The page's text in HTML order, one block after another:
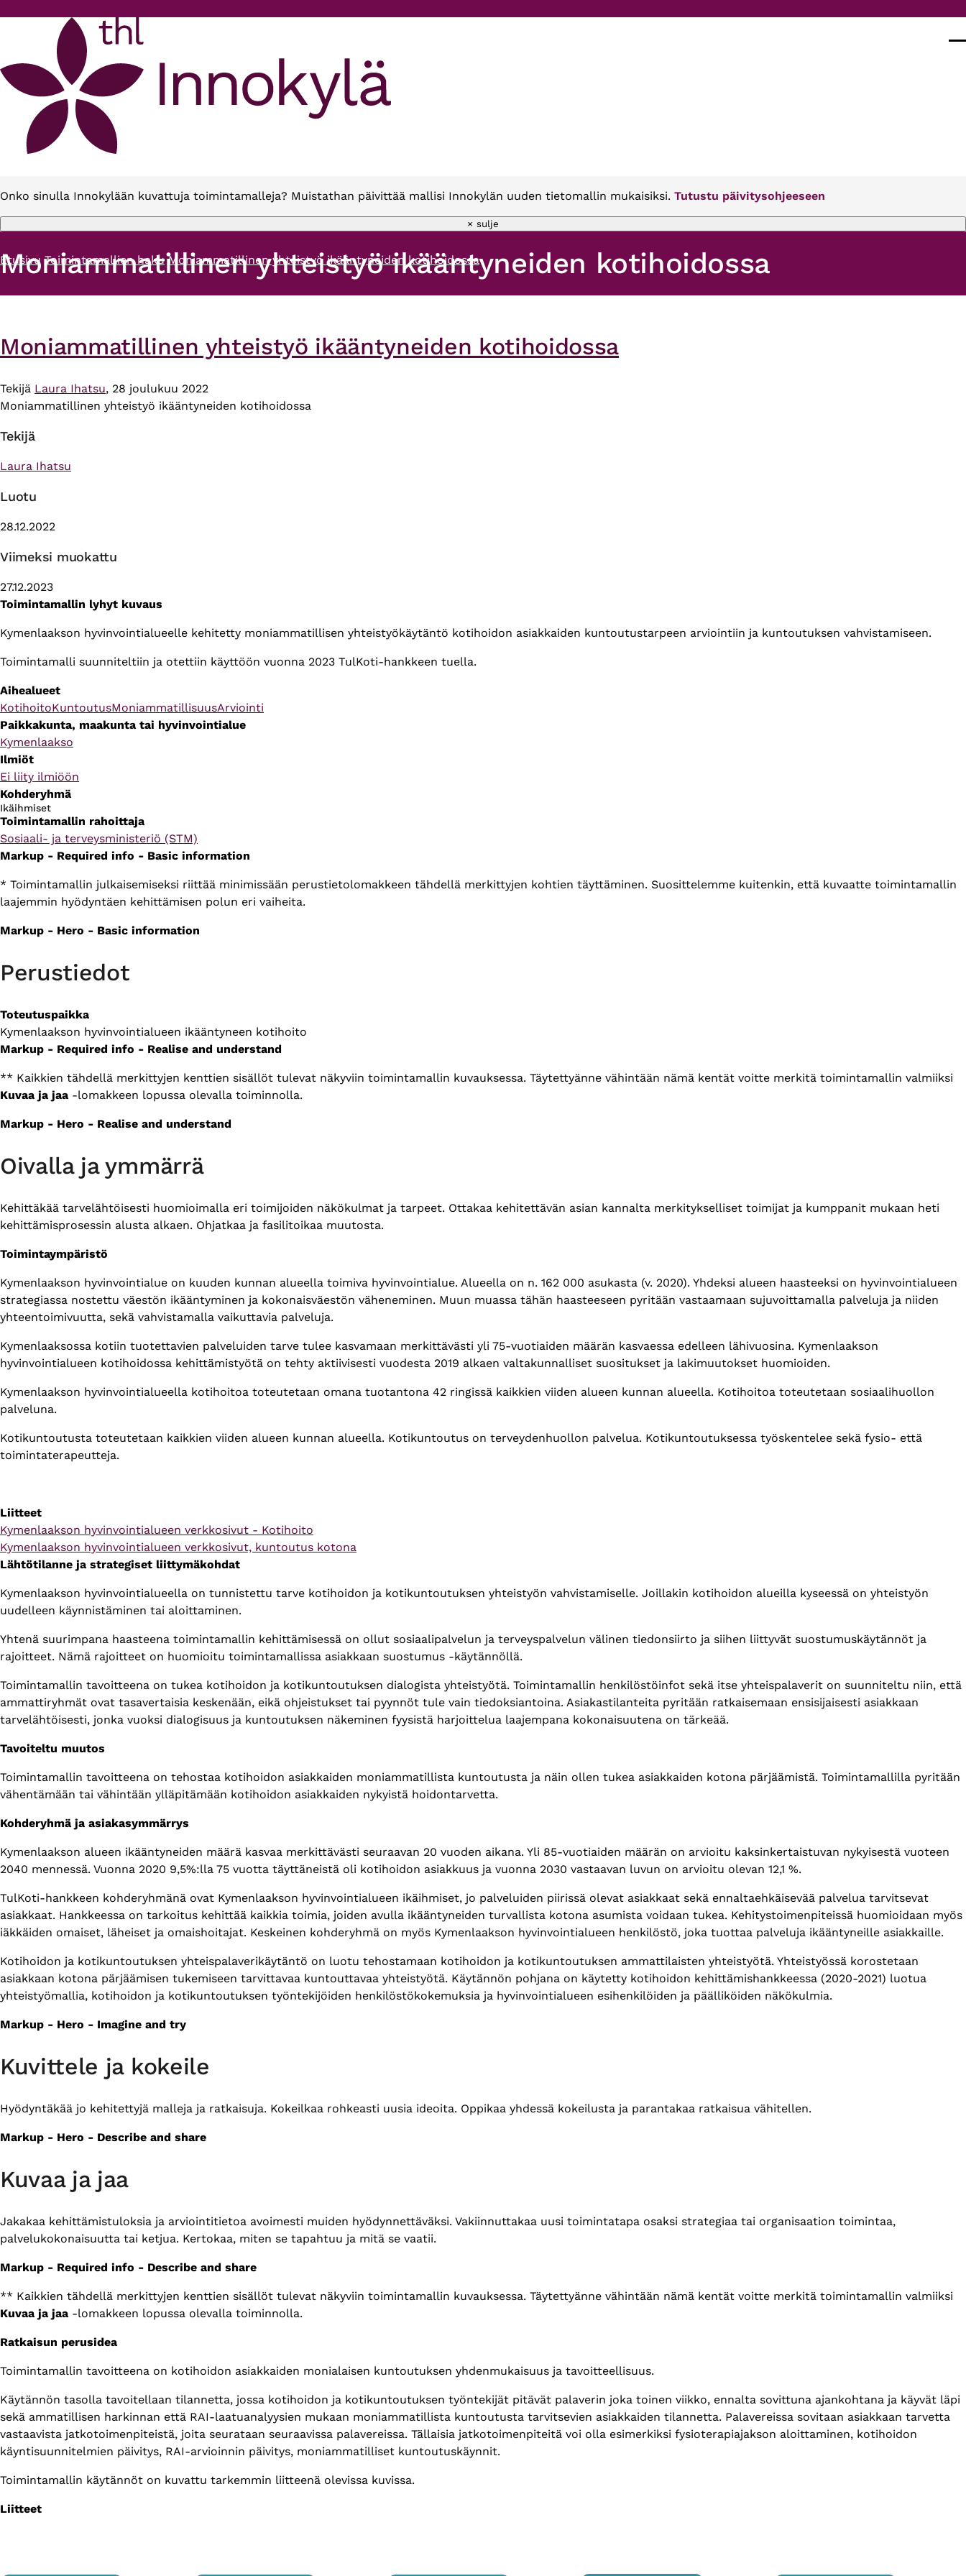
Onko sinulla Innokylään kuvattuja toimintamalleja? Muistathan päivittää mallisi Innokylän uuden tietomallin mukaisiksi. Tutustu päivitysohjeeseen
× sulje
Murupolku
Etusivu Toimintamallien haku Moniammatillinen yhteistyö ikääntyneiden kotihoidossa
Moniammatillinen yhteistyö ikääntyneiden kotihoidossa
Moniammatillinen yhteistyö ikääntyneiden kotihoidossa
Tekijä Laura Ihatsu, 28 joulukuu 2022
Moniammatillinen yhteistyö ikääntyneiden kotihoidossa
Tekijä
Laura Ihatsu
Luotu
28.12.2022
Viimeksi muokattu
27.12.2023
Toimintamallin lyhyt kuvaus
Kymenlaakson hyvinvointialueelle kehitetty moniammatillisen yhteistyökäytäntö kotihoidon asiakkaiden kuntoutustarpeen arviointiin ja kuntoutuksen vahvistamiseen.
Toimintamalli suunniteltiin ja otettiin käyttöön vuonna 2023 TulKoti-hankkeen tuella.
Aihealueet
KotihoitoKuntoutusMoniammatillisuusArviointi
Paikkakunta, maakunta tai hyvinvointialue
Kymenlaakso
Ilmiöt
Ei liity ilmiöön
Kohderyhmä
Ikäihmiset
Toimintamallin rahoittaja
Sosiaali- ja terveysministeriö (STM)
Markup - Required info - Basic information
* Toimintamallin julkaisemiseksi riittää minimissään perustietolomakkeen tähdellä merkittyjen kohtien täyttäminen. Suosittelemme kuitenkin, että kuvaatte toimintamallin
laajemmin hyödyntäen kehittämisen polun eri vaiheita.
Markup - Hero - Basic information
Perustiedot
Toteutuspaikka
Kymenlaakson hyvinvointialueen ikääntyneen kotihoito
Markup - Required info - Realise and understand
** Kaikkien tähdellä merkittyjen kenttien sisällöt tulevat näkyviin toimintamallin kuvauksessa. Täytettyänne vähintään nämä kentät voitte merkitä toimintamallin valmiiksi
Kuvaa ja jaa -lomakkeen lopussa olevalla toiminnolla.
Markup - Hero - Realise and understand
Oivalla ja ymmärrä
Kehittäkää tarvelähtöisesti huomioimalla eri toimijoiden näkökulmat ja tarpeet. Ottakaa kehitettävän asian kannalta merkitykselliset toimijat ja kumppanit mukaan heti
kehittämisprosessin alusta alkaen. Ohjatkaa ja fasilitoikaa muutosta.
Toimintaympäristö
Kymenlaakson hyvinvointialue on kuuden kunnan alueella toimiva hyvinvointialue. Alueella on n. 162 000 asukasta (v. 2020). Yhdeksi alueen haasteeksi on hyvinvointialueen
strategiassa nostettu väestön ikääntyminen ja kokonaisväestön väheneminen. Muun muassa tähän haasteeseen pyritään vastaamaan sujuvoittamalla palveluja ja niiden
yhteentoimivuutta, sekä vahvistamalla vaikuttavia palveluja.
Kymenlaaksossa kotiin tuotettavien palveluiden tarve tulee kasvamaan merkittävästi yli 75-vuotiaiden määrän kasvaessa edelleen lähivuosina. Kymenlaakson
hyvinvointialueen kotihoidossa kehittämistyötä on tehty aktiivisesti vuodesta 2019 alkaen valtakunnalliset suositukset ja lakimuutokset huomioiden.
Kymenlaakson hyvinvointialueella kotihoitoa toteutetaan omana tuotantona 42 ringissä kaikkien viiden alueen kunnan alueella. Kotihoitoa toteutetaan sosiaalihuollon
palveluna.
Kotikuntoutusta toteutetaan kaikkien viiden alueen kunnan alueella. Kotikuntoutus on terveydenhuollon palvelua. Kotikuntoutuksessa työskentelee sekä fysio- että
toimintaterapeutteja.
Liitteet
Verkkosivun
osoite
Kymenlaakson hyvinvointialueen verkkosivut - Kotihoito
Verkkosivun
osoite
Kymenlaakson hyvinvointialueen verkkosivut, kuntoutus kotona
Lähtötilanne ja strategiset liittymäkohdat
Kymenlaakson hyvinvointialueella on tunnistettu tarve kotihoidon ja kotikuntoutuksen yhteistyön vahvistamiselle. Joillakin kotihoidon alueilla kyseessä on yhteistyön
uudelleen käynnistäminen tai aloittaminen.
Yhtenä suurimpana haasteena toimintamallin kehittämisessä on ollut sosiaalipalvelun ja terveyspalvelun välinen tiedonsiirto ja siihen liittyvät suostumuskäytännöt ja
rajoitteet. Nämä rajoitteet on huomioitu toimintamallissa asiakkaan suostumus -käytännöllä.
Toimintamallin tavoitteena on tukea kotihoidon ja kotikuntoutuksen dialogista yhteistyötä. Toimintamallin henkilöstöinfot sekä itse yhteispalaverit on suunniteltu niin, että
ammattiryhmät ovat tasavertaisia keskenään, eikä ohjeistukset tai pyynnöt tule vain tiedoksiantoina. Asiakastilanteita pyritään ratkaisemaan ensisijaisesti asiakkaan
tarvelähtöisesti, jonka vuoksi dialogisuus ja kuntoutuksen näkeminen fyysistä harjoittelua laajempana kokonaisuutena on tärkeää.
Tavoiteltu muutos
Toimintamallin tavoitteena on tehostaa kotihoidon asiakkaiden moniammatillista kuntoutusta ja näin ollen tukea asiakkaiden kotona pärjäämistä. Toimintamallilla pyritään
vähentämään tai vähintään ylläpitämään kotihoidon asiakkaiden nykyistä hoidontarvetta.
Kohderyhmä ja asiakasymmärrys
Kymenlaakson alueen ikääntyneiden määrä kasvaa merkittävästi seuraavan 20 vuoden aikana. Yli 85-vuotiaiden määrän on arvioitu kaksinkertaistuvan nykyisestä vuoteen
2040 mennessä. Vuonna 2020 9,5%:lla 75 vuotta täyttäneistä oli kotihoidon asiakkuus ja vuonna 2030 vastaavan luvun on arvioitu olevan 12,1 %.
TulKoti-hankkeen kohderyhmänä ovat Kymenlaakson hyvinvointialueen ikäihmiset, jo palveluiden piirissä olevat asiakkaat sekä ennaltaehkäisevää palvelua tarvitsevat
asiakkaat. Hankkeessa on tarkoitus kehittää kaikkia toimia, joiden avulla ikääntyneiden turvallista kotona asumista voidaan tukea. Kehitystoimenpiteissä huomioidaan myös
iäkkäiden omaiset, läheiset ja omaishoitajat. Keskeinen kohderyhmä on myös Kymenlaakson hyvinvointialueen henkilöstö, joka tuottaa palveluja ikääntyneille asiakkaille.
Kotihoidon ja kotikuntoutuksen yhteispalaverikäytäntö on luotu tehostamaan kotihoidon ja kotikuntoutuksen ammattilaisten yhteistyötä. Yhteistyössä korostetaan
asiakkaan kotona pärjäämisen tukemiseen tarvittavaa kuntouttavaa yhteistyötä. Käytännön pohjana on käytetty kotihoidon kehittämishankkeessa (2020-2021) luotua
yhteistyömallia, kotihoidon ja kotikuntoutuksen työntekijöiden henkilöstökokemuksia ja hyvinvointialueen esihenkilöiden ja päälliköiden näkökulmia.
Markup - Hero - Imagine and try
Kuvittele ja kokeile
Hyödyntäkää jo kehitettyjä malleja ja ratkaisuja. Kokeilkaa rohkeasti uusia ideoita. Oppikaa yhdessä kokeilusta ja parantakaa ratkaisua vähitellen.
Markup - Hero - Describe and share
Kuvaa ja jaa
Jakakaa kehittämistuloksia ja arviointitietoa avoimesti muiden hyödynnettäväksi. Vakiinnuttakaa uusi toimintatapa osaksi strategiaa tai organisaation toimintaa,
palvelukokonaisuutta tai ketjua. Kertokaa, miten se tapahtuu ja mitä se vaatii.
Markup - Required info - Describe and share
** Kaikkien tähdellä merkittyjen kenttien sisällöt tulevat näkyviin toimintamallin kuvauksessa. Täytettyänne vähintään nämä kentät voitte merkitä toimintamallin valmiiksi
Kuvaa ja jaa -lomakkeen lopussa olevalla toiminnolla.
Ratkaisun perusidea
Toimintamallin tavoitteena on kotihoidon asiakkaiden monialaisen kuntoutuksen yhdenmukaisuus ja tavoitteellisuus.
Käytännön tasolla tavoitellaan tilannetta, jossa kotihoidon ja kotikuntoutuksen työntekijät pitävät palaverin joka toinen viikko, ennalta sovittuna ajankohtana ja käyvät läpi
sekä ammatillisen harkinnan että RAI-laatuanalyysien mukaan moniammatillista kuntoutusta tarvitsevien asiakkaiden tilannetta. Palavereissa sovitaan asiakkaan tarvetta
vastaavista jatkotoimenpiteistä, joita seurataan seuraavissa palavereissa. Tällaisia jatkotoimenpiteitä voi olla esimerkiksi fysioterapiajakson aloittaminen, kotihoidon
käyntisuunnitelmien päivitys, RAI-arvioinnin päivitys, moniammatilliset kuntoutuskäynnit.
Toimintamallin käytännöt on kuvattu tarkemmin liitteenä olevissa kuvissa.
Liitteet